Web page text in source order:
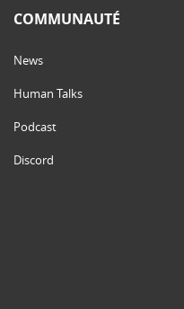
COMMUNAUTÉ
News
Human Talks
Podcast
Discord